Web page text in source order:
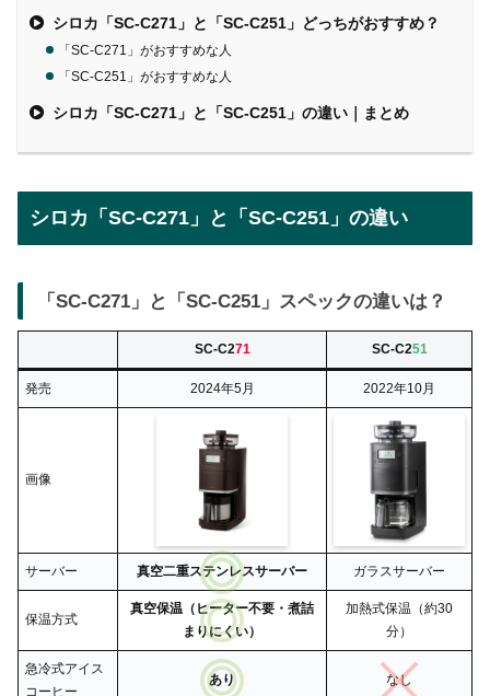
シロカ「SC-C271」と「SC-C251」どっちがおすすめ？
「SC-C271」がおすすめな人
「SC-C251」がおすすめな人
シロカ「SC-C271」と「SC-C251」の違い｜まとめ
シロカ「SC-C271」と「SC-C251」の違い
「SC-C271」と「SC-C251」スペックの違いは？
SC-C271 SC-C251
発売 2024年5月 2022年10月
画像
サーバー 真空二重ステンレスサーバー ガラスサーバー
保温方式
真空保温（ヒーター不要・煮詰
まりにくい）
加熱式保温（約30
分）
急冷式アイス
コーヒー
あり なし